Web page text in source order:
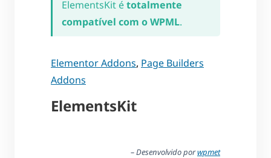
ElementsKit étotalmente
compatível com o WPML.
Elementor Addons, Page Builders
Addons
ElementsKit
– Desenvolvido porwpmet